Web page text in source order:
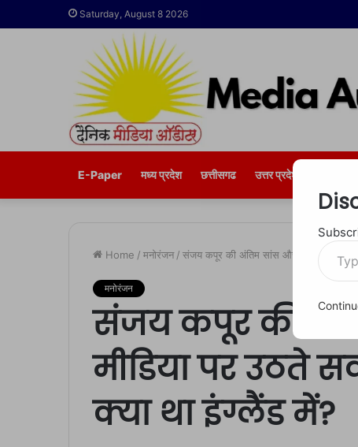
Saturday, August 8 2026
E-Paper मध्य प्रदेश छत्तीसगढ उत्तर प्रदेश
Home / मनोरंजन / संजय कपूर की अंतिम सांस और सोशल मीडिया
मनोरंजन
संजय कपूर की
मीडिया पर उठते
क्या था इंग्लैंड में?
Type
your
email…